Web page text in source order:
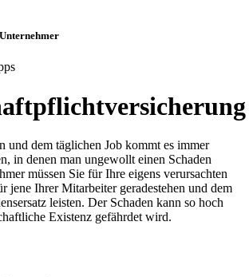
und dem täglichen Job kommt es immer
in denen man ungewollt einen Schaden
müssen Sie für Ihre eigens verursachten
jene Ihrer Mitarbeiter geradestehen und dem
leisten. Der Schaden kann so hoch
Existenz gefährdet wird.